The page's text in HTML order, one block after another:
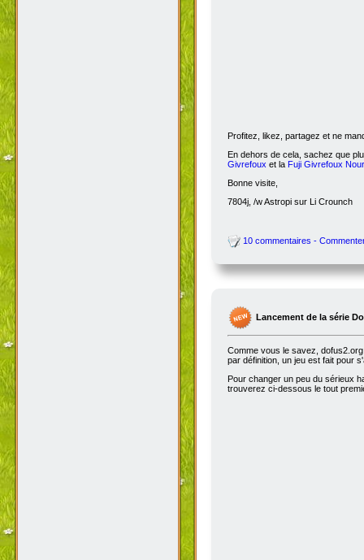
Profitez, likez, partagez et ne
En dehors de cela, sachez que
Givrefoux et la Fuji Givrefoux
Bonne visite,
7804j, /w Astropi sur Li Crounch
10 commentaires -
Lancement de la série
Comme vous le savez,
par définition, un jeu est fait pour
Pour changer un peu du sérieux
trouverez ci-dessous le tout